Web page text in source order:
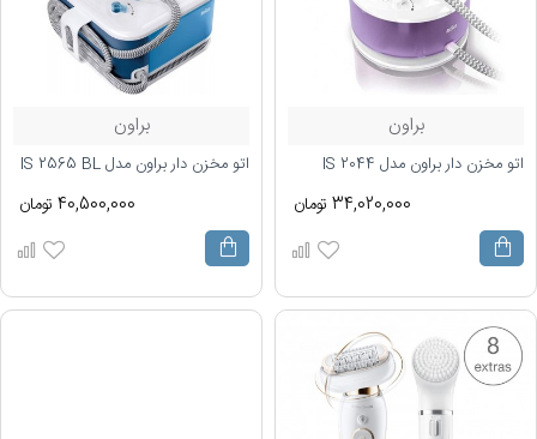
براون
اتو مخزن دار براون مدل IS 2044
34,020,000 تومان
براون
اتو مخزن دار براون مدل IS 2565 BL
40,500,000 تومان